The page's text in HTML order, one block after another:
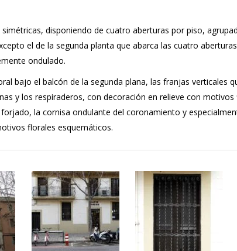
disponiendo de cuatro aberturas por piso,
el de la segunda planta que abarca las cuatro
ondulado.
bajo el balcón de la segunda plana, las franjas verticales
y los respiraderos, con decoración en relieve con
la cornisa ondulante del coronamiento y
florales esquemáticos.